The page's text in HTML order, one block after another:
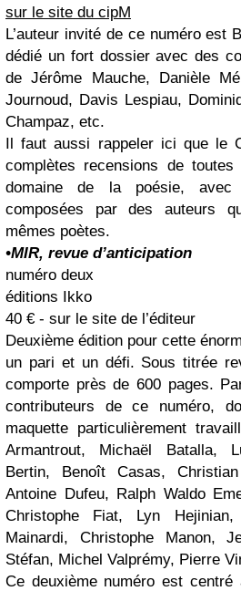
sur le site du cipM
L’auteur invité de ce numéro est
dédié un fort dossier avec des
de Jérôme Mauche, Danièle
Journoud, Davis Lespiau,
Champaz, etc.
Il faut aussi rappeler ici que le
complètes recensions de
domaine de la poésie, avec
composées par des auteurs
mêmes poètes.
•MIR, revue d’anticipation
numéro deux
éditions Ikko
40 € - sur le site de l’éditeur
Deuxième édition pour cette
un pari et un défi. Sous titrée
comporte près de 600 pages.
contributeurs de ce numéro,
maquette particulièrement
Armantrout, Michaël Batalla,
Bertin, Benoît Casas,
Antoine Dufeu, Ralph Waldo
Christophe Fiat, Lyn
Mainardi, Christophe Manon,
Stéfan, Michel Valprémy, Pierre
Ce deuxième numéro est centré